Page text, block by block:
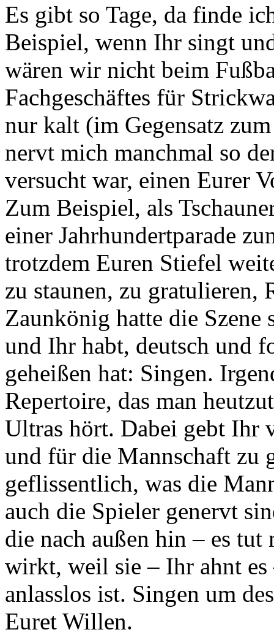
Es gibt so Tage, da finde
Beispiel, wenn Ihr singt
wären wir nicht beim
Fachgeschäftes für
nur kalt (im Gegensatz
nervt mich manchmal so
versucht war, einen Eurer
Zum Beispiel, als
einer Jahrhundertparade
trotzdem Euren Stiefel
zu staunen, zu gratulieren,
Zaunkönig hatte die Szene
und Ihr habt, deutsch und
geheißen hat: Singen.
Repertoire, das man
Ultras hört. Dabei gebt Ihr
und für die Mannschaft zu
geflissentlich, was die
auch die Spieler genervt
die nach außen hin – es
wirkt, weil sie – Ihr ahnt es
anlasslos ist. Singen um
Euret Willen.